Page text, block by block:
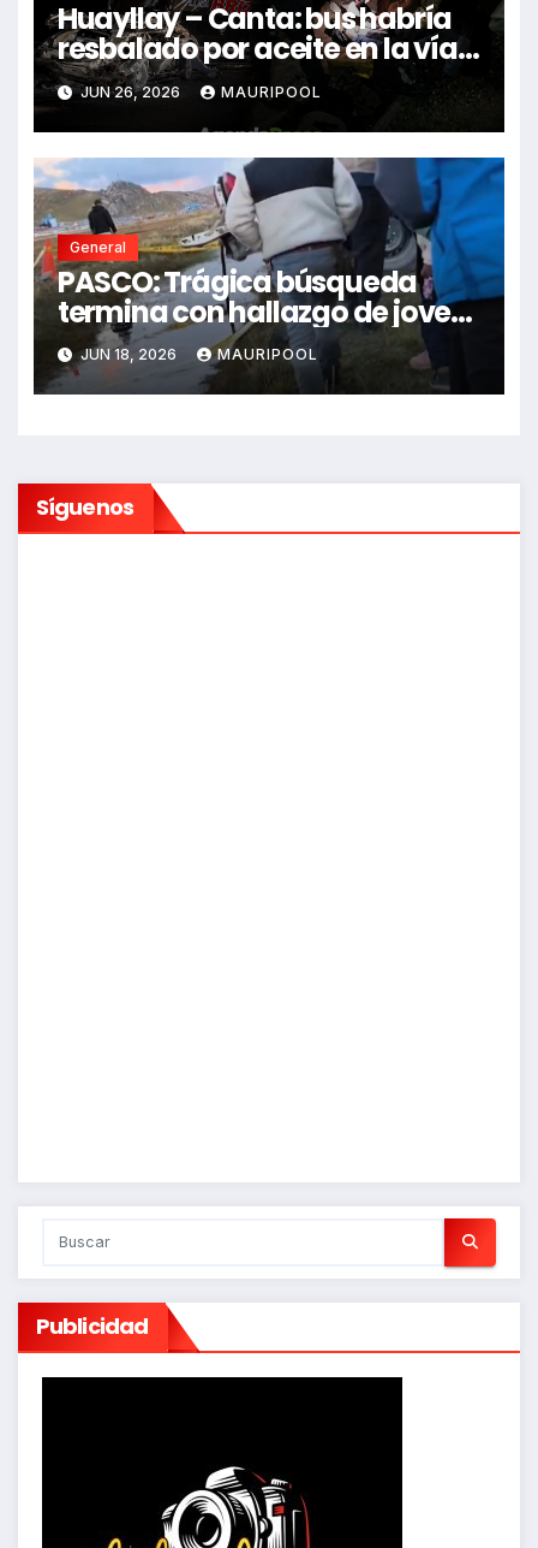
Huayllay – Canta: bus habría
resbalado por aceite en la vía e
impactó auto siniestrado
dejando dos fallecidos
JUN 26, 2026 MAURIPOOL
General
PASCO: Trágica búsqueda
termina con hallazgo de joven
sin vida en Rancas
JUN 18, 2026 MAURIPOOL
Síguenos
Publicidad